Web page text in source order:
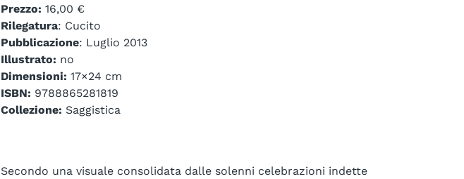
Prezzo: 16,00 €
Rilegatura: Cucito
Pubblicazione: Luglio 2013
Illustrato: no
Dimensioni: 17×24 cm
ISBN: 9788865281819
Collezione: Saggistica
Secondo una visuale consolidata dalle solenni celebrazioni indette